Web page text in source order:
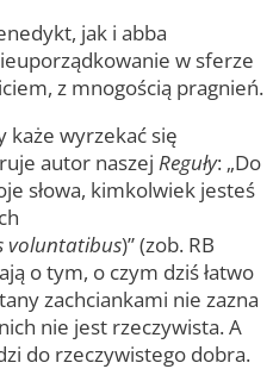
jak i abba
w sferze
z mnogością pragnień.
każe wyrzekać się
autor naszej Reguły: „Do
słowa, kimkolwiek jesteś
voluntatibus)” (zob. RB
o tym, o czym dziś łatwo
zachciankami nie zazna
nie jest rzeczywista. A
do rzeczywistego dobra.